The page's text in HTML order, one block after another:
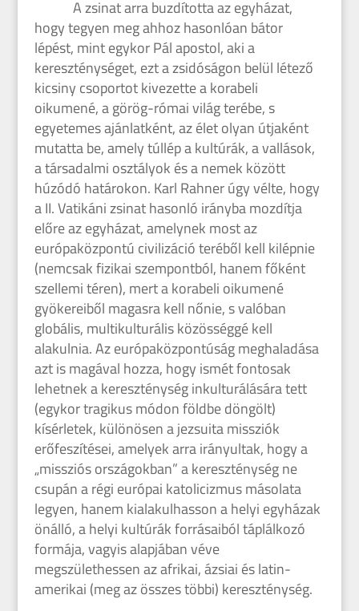
A zsinat arra buzdította az egyházat,
hogy tegyen meg ahhoz hasonlóan bátor
lépést, mint egykor Pál apostol, aki a
kereszténységet, ezt a zsidóságon belül létező
kicsiny csoportot kivezette a korabeli
oikumené, a görög-római világ terébe, s
egyetemes ajánlatként, az élet olyan útjaként
mutatta be, amely túllép a kultúrák, a vallások,
a társadalmi osztályok és a nemek között
húzódó határokon. Karl Rahner úgy vélte, hogy
a II. Vatikáni zsinat hasonló irányba mozdítja
előre az egyházat, amelynek most az
európaközpontú civilizáció teréből kell kilépnie
(nemcsak fizikai szempontból, hanem főként
szellemi téren), mert a korabeli oikumené
gyökereiből magasra kell nőnie, s valóban
globális, multikulturális közösséggé kell
alakulnia. Az európaközpontúság meghaladása
azt is magával hozza, hogy ismét fontosak
lehetnek a kereszténység inkulturálására tett
(egykor tragikus módon földbe döngölt)
kísérletek, különösen a jezsuita missziók
erőfeszítései, amelyek arra irányultak, hogy a
„missziós országokban” a kereszténység ne
csupán a régi európai katolicizmus másolata
legyen, hanem kialakulhasson a helyi egyházak
önálló, a helyi kultúrák forrásaiból táplálkozó
formája, vagyis alapjában véve
megszülethessen az afrikai, ázsiai és latin-
amerikai (meg az összes többi) kereszténység.